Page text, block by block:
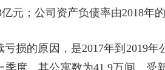
元；公司资产负债率由2018年的
损的原因，是2017年到2019
季度，其公寓数为41.9万间。